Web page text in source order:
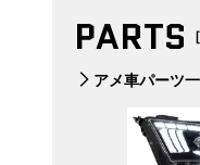
PARTS
アメ車パーツ